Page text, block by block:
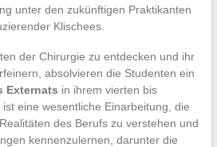
unter den zukünftigen Praktikanten
Klischees.
der Chirurgie zu entdecken und ihr
absolvieren die Studenten ein
Externats in ihrem vierten bis
eine wesentliche Einarbeitung, die
des Berufs zu verstehen und
kennenzulernen, darunter die